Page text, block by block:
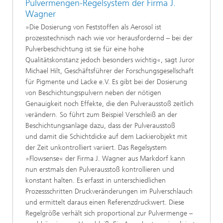
Pulvermengen-Regelsystem der Firma J.
Wagner
»Die Dosierung von Feststoffen als Aerosol ist
prozesstechnisch nach wie vor herausfordernd – bei der
Pulverbeschichtung ist sie für eine hohe
Qualitätskonstanz jedoch besonders wichtig«, sagt Juror
Michael Hilt, Geschäftsführer der Forschungsgesellschaft
für Pigmente und Lacke e.V. Es gibt bei der Dosierung
von Beschichtungspulvern neben der nötigen
Genauigkeit noch Effekte, die den Pulverausstoß zeitlich
verändern. So führt zum Beispiel Verschleiß an der
Beschichtungsanlage dazu, dass der Pulverausstoß
und damit die Schichtdicke auf dem Lackierobjekt mit
der Zeit unkontrolliert variiert. Das Regelsystem
»Flowsense« der Firma J. Wagner aus Markdorf kann
nun erstmals den Pulverausstoß kontrollieren und
konstant halten. Es erfasst in unterschiedlichen
Prozessschritten Druckveränderungen im Pulverschlauch
und ermittelt daraus einen Referenzdruckwert. Diese
Regelgröße verhält sich proportional zur Pulvermenge –